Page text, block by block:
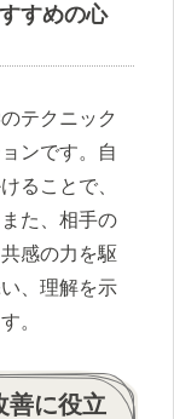
すめの心
テクニック
ンです。自
ることで、
た、相手の
感の力を駆
、理解を示
。
善に役立